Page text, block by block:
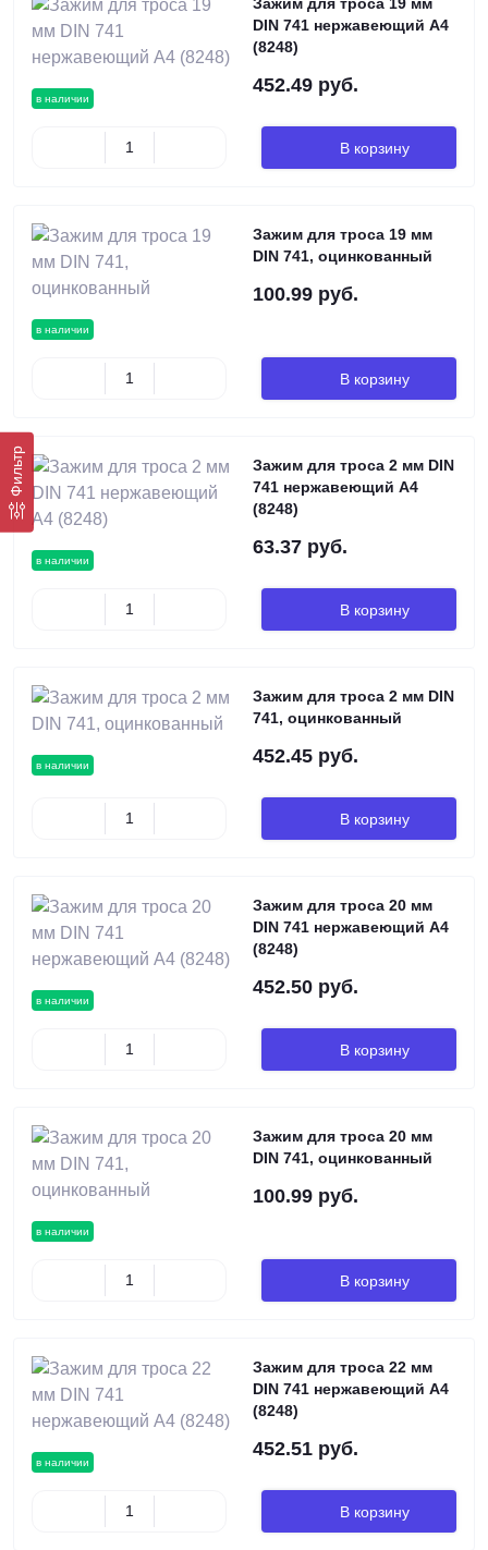
Фильтр
в наличии
DIN 741 нержавеющий А4
(8248)
452.49 руб.
В корзину
в наличии
Зажим для троса 19 мм
DIN 741, оцинкованный
100.99 руб.
В корзину
в наличии
Зажим для троса 2 мм DIN
741 нержавеющий А4
(8248)
63.37 руб.
В корзину
в наличии
Зажим для троса 2 мм DIN
741, оцинкованный
452.45 руб.
В корзину
в наличии
Зажим для троса 20 мм
DIN 741 нержавеющий А4
(8248)
452.50 руб.
В корзину
в наличии
Зажим для троса 20 мм
DIN 741, оцинкованный
100.99 руб.
В корзину
в наличии
Зажим для троса 22 мм
DIN 741 нержавеющий А4
(8248)
452.51 руб.
В корзину